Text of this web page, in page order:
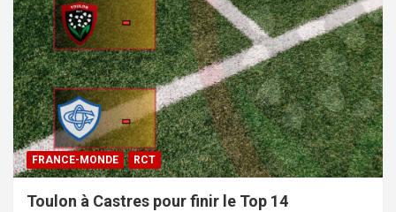
FRANCE-MONDE RCT
Toulon à Castres pour finir le Top 14